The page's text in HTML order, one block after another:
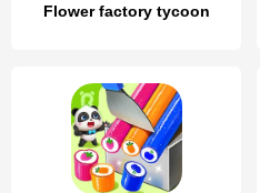
Flower factory tycoon